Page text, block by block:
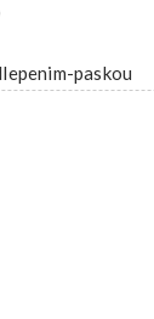
paskou